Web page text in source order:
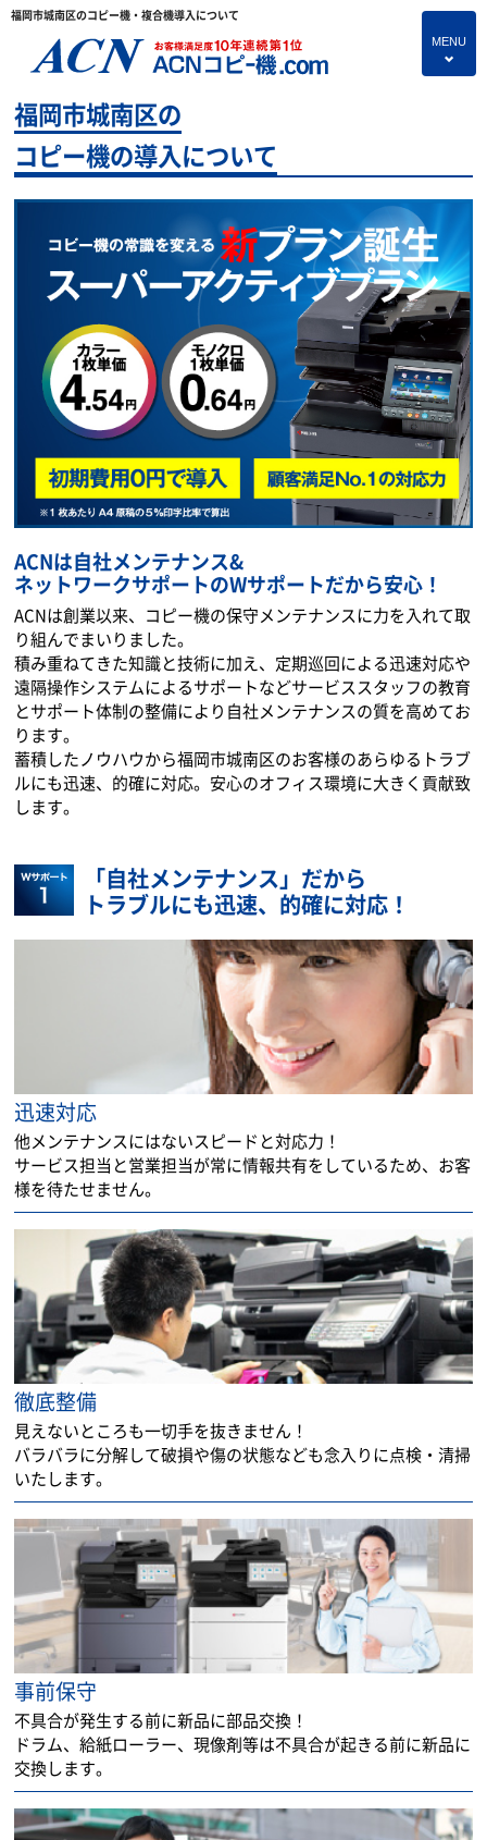
福岡市城南区のコピー機・複合機導入について
MENU
4
プランのご紹介
保守サービス
コピー機あれこれ
コピー機に関すること
よくあるご質問
独立・開業支援プラン
お問い合わせ
福岡市城南区の
コピー機の導入について
ACNは自社メンテナンス&
ネットワークサポートのWサポートだから安心！
ACNは創業以来、コピー機の保守メンテナンスに力を入れて取
り組んでまいりました。
積み重ねてきた知識と技術に加え、定期巡回による迅速対応や
遠隔操作システムによるサポートなどサービススタッフの教育
とサポート体制の整備により自社メンテナンスの質を高めてお
ります。
蓄積したノウハウから福岡市城南区のお客様のあらゆるトラブ
ルにも迅速、的確に対応。安心のオフィス環境に大きく貢献致
します。
「自社メンテナンス」だから
トラブルにも迅速、的確に対応！
迅速対応
他メンテナンスにはないスピードと対応力！
サービス担当と営業担当が常に情報共有をしているため、お客
様を待たせません。
徹底整備
見えないところも一切手を抜きません！
バラバラに分解して破損や傷の状態なども念入りに点検・清掃
いたします。
事前保守
不具合が発生する前に新品に部品交換！
ドラム、給紙ローラー、現像剤等は不具合が起きる前に新品に
交換します。